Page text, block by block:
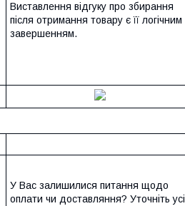
Виставлення відгуку про збирання
після отримання товару є її логічним
завершенням.
У Вас залишилися питання щодо
оплати чи доставляння? Уточніть усі